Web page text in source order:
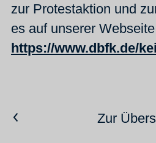
zur Protestaktion und
es auf unserer
https://www.dbfk.de/
Vorheriger Artikel
Zur